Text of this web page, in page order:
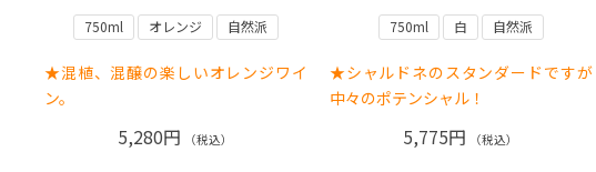
750ml オレンジ 自然派
★混植、混醸の楽しいオレンジワイ
ン。
5,280円 （税込）
750ml 白 自然派
★シャルドネのスタンダードですが
中々のポテンシャル！
5,775円 （税込）